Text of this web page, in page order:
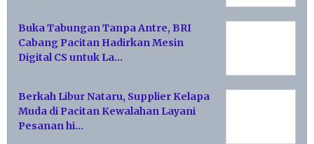
Buka Tabungan Tanpa Antre, BRI
Cabang Pacitan Hadirkan Mesin
Digital CS untuk La…
Berkah Libur Nataru, Supplier Kelapa
Muda di Pacitan Kewalahan Layani
Pesanan hi…